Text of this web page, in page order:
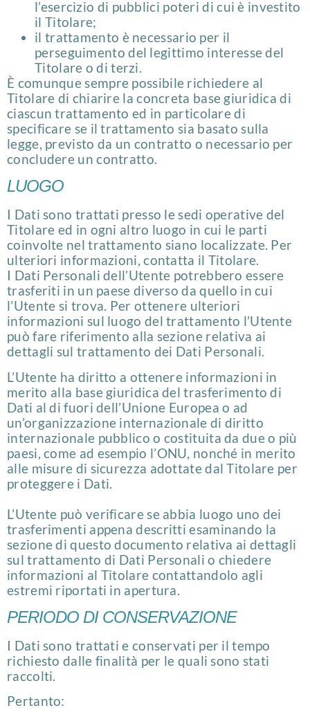
l’esercizio di pubblici poteri di cui è investito
il Titolare;
il trattamento è necessario per il
perseguimento del legittimo interesse del
Titolare o di terzi.
È comunque sempre possibile richiedere al
Titolare di chiarire la concreta base giuridica di
ciascun trattamento ed in particolare di
specificare se il trattamento sia basato sulla
legge, previsto da un contratto o necessario per
concludere un contratto.
LUOGO
I Dati sono trattati presso le sedi operative del
Titolare ed in ogni altro luogo in cui le parti
coinvolte nel trattamento siano localizzate. Per
ulteriori informazioni, contatta il Titolare.
I Dati Personali dell’Utente potrebbero essere
trasferiti in un paese diverso da quello in cui
l’Utente si trova. Per ottenere ulteriori
informazioni sul luogo del trattamento l’Utente
può fare riferimento alla sezione relativa ai
dettagli sul trattamento dei Dati Personali.
L’Utente ha diritto a ottenere informazioni in
merito alla base giuridica del trasferimento di
Dati al di fuori dell’Unione Europea o ad
un’organizzazione internazionale di diritto
internazionale pubblico o costituita da due o più
paesi, come ad esempio l’ONU, nonché in merito
alle misure di sicurezza adottate dal Titolare per
proteggere i Dati.
L’Utente può verificare se abbia luogo uno dei
trasferimenti appena descritti esaminando la
sezione di questo documento relativa ai dettagli
sul trattamento di Dati Personali o chiedere
informazioni al Titolare contattandolo agli
estremi riportati in apertura.
PERIODO DI CONSERVAZIONE
I Dati sono trattati e conservati per il tempo
richiesto dalle finalità per le quali sono stati
raccolti.
Pertanto: